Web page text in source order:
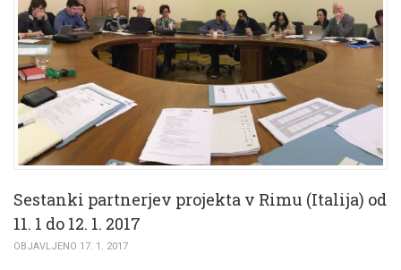
Sestanki partnerjev projekta v Rimu (Italija) od
11. 1 do 12. 1. 2017
OBJAVLJENO 17. 1. 2017